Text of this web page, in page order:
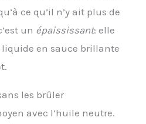
ce qu’il n’y ait plus de
un épaississant: elle
en sauce brillante
les brûler
avec l’huile neutre.